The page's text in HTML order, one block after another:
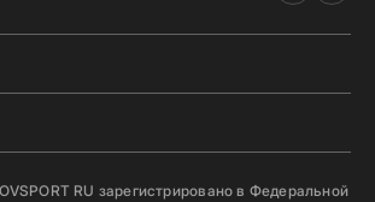
RU зарегистрировано в Федеральной